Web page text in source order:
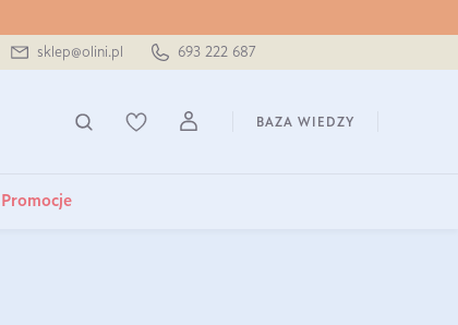
sklep@olini.pl 693 222 687
BAZA WIEDZY
Promocje